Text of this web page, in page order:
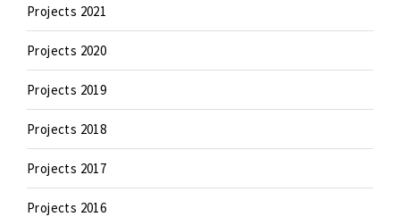
Projects 2021
Projects 2020
Projects 2019
Projects 2018
Projects 2017
Projects 2016